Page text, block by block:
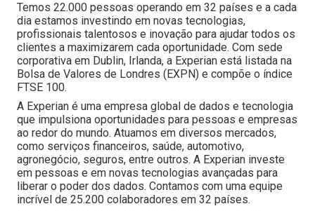
Temos 22.000 pessoas operando em 32 países e a cada
dia estamos investindo em novas tecnologias,
profissionais talentosos e inovação para ajudar todos os
clientes a maximizarem cada oportunidade. Com sede
corporativa em Dublin, Irlanda, a Experian está listada na
Bolsa de Valores de Londres (EXPN) e compõe o índice
FTSE 100.
A Experian é uma empresa global de dados e tecnologia
que impulsiona oportunidades para pessoas e empresas
ao redor do mundo. Atuamos em diversos mercados,
como serviços financeiros, saúde, automotivo,
agronegócio, seguros, entre outros. A Experian investe
em pessoas e em novas tecnologias avançadas para
liberar o poder dos dados. Contamos com uma equipe
incrível de 25.200 colaboradores em 32 países.